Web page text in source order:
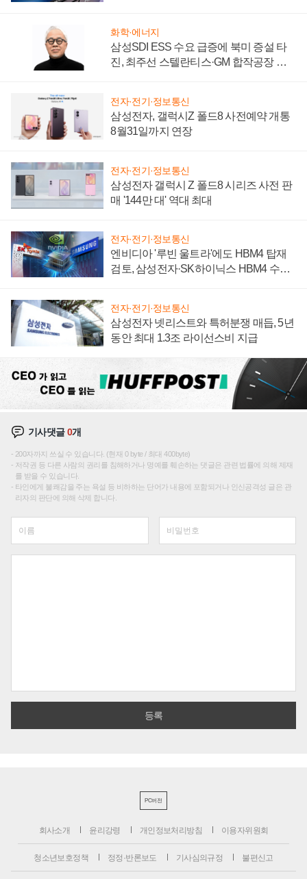
화학·에너지
삼성SDI ESS 수요 급증에 북미 증설 타
진, 최주선 스텔란티스·GM 합작공장 건
전자·전기·정보통신
삼성전자, 갤럭시Z 폴드8 사전예약 개통
8월31일까지 연장
전자·전기·정보통신
삼성전자 갤럭시 Z 폴드8 시리즈 사전 판
매 '144만 대' 역대 최대
전자·전기·정보통신
엔비디아 '루빈 울트라'에도 HBM4 탑재
검토, 삼성전자·SK하이닉스 HBM4 수율
전자·전기·정보통신
삼성전자 넷리스트와 특허분쟁 매듭, 5년
동안 최대 1.3조 라이선스비 지급
기사댓글0개
200자까지 쓰실 수 있습니다. (현재 0 byte / 최대 400byte)
저작권 등 다른 사람의 권리를 침해하거나 명예를 훼손하는 댓글은 관련 법률에 의해 제재
를 받을 수 있습니다.
타인에게 불쾌감을 주는 욕설 등 비하하는 단어가 내용에 포함되거나 인신공격성 글은 관
리자의 판단에 의해 삭제 합니다.
PC버전
회사소개 윤리강령 개인정보처리방침 이용자위원회
청소년보호정책 정정·반론보도 기사심의규정 불편신고